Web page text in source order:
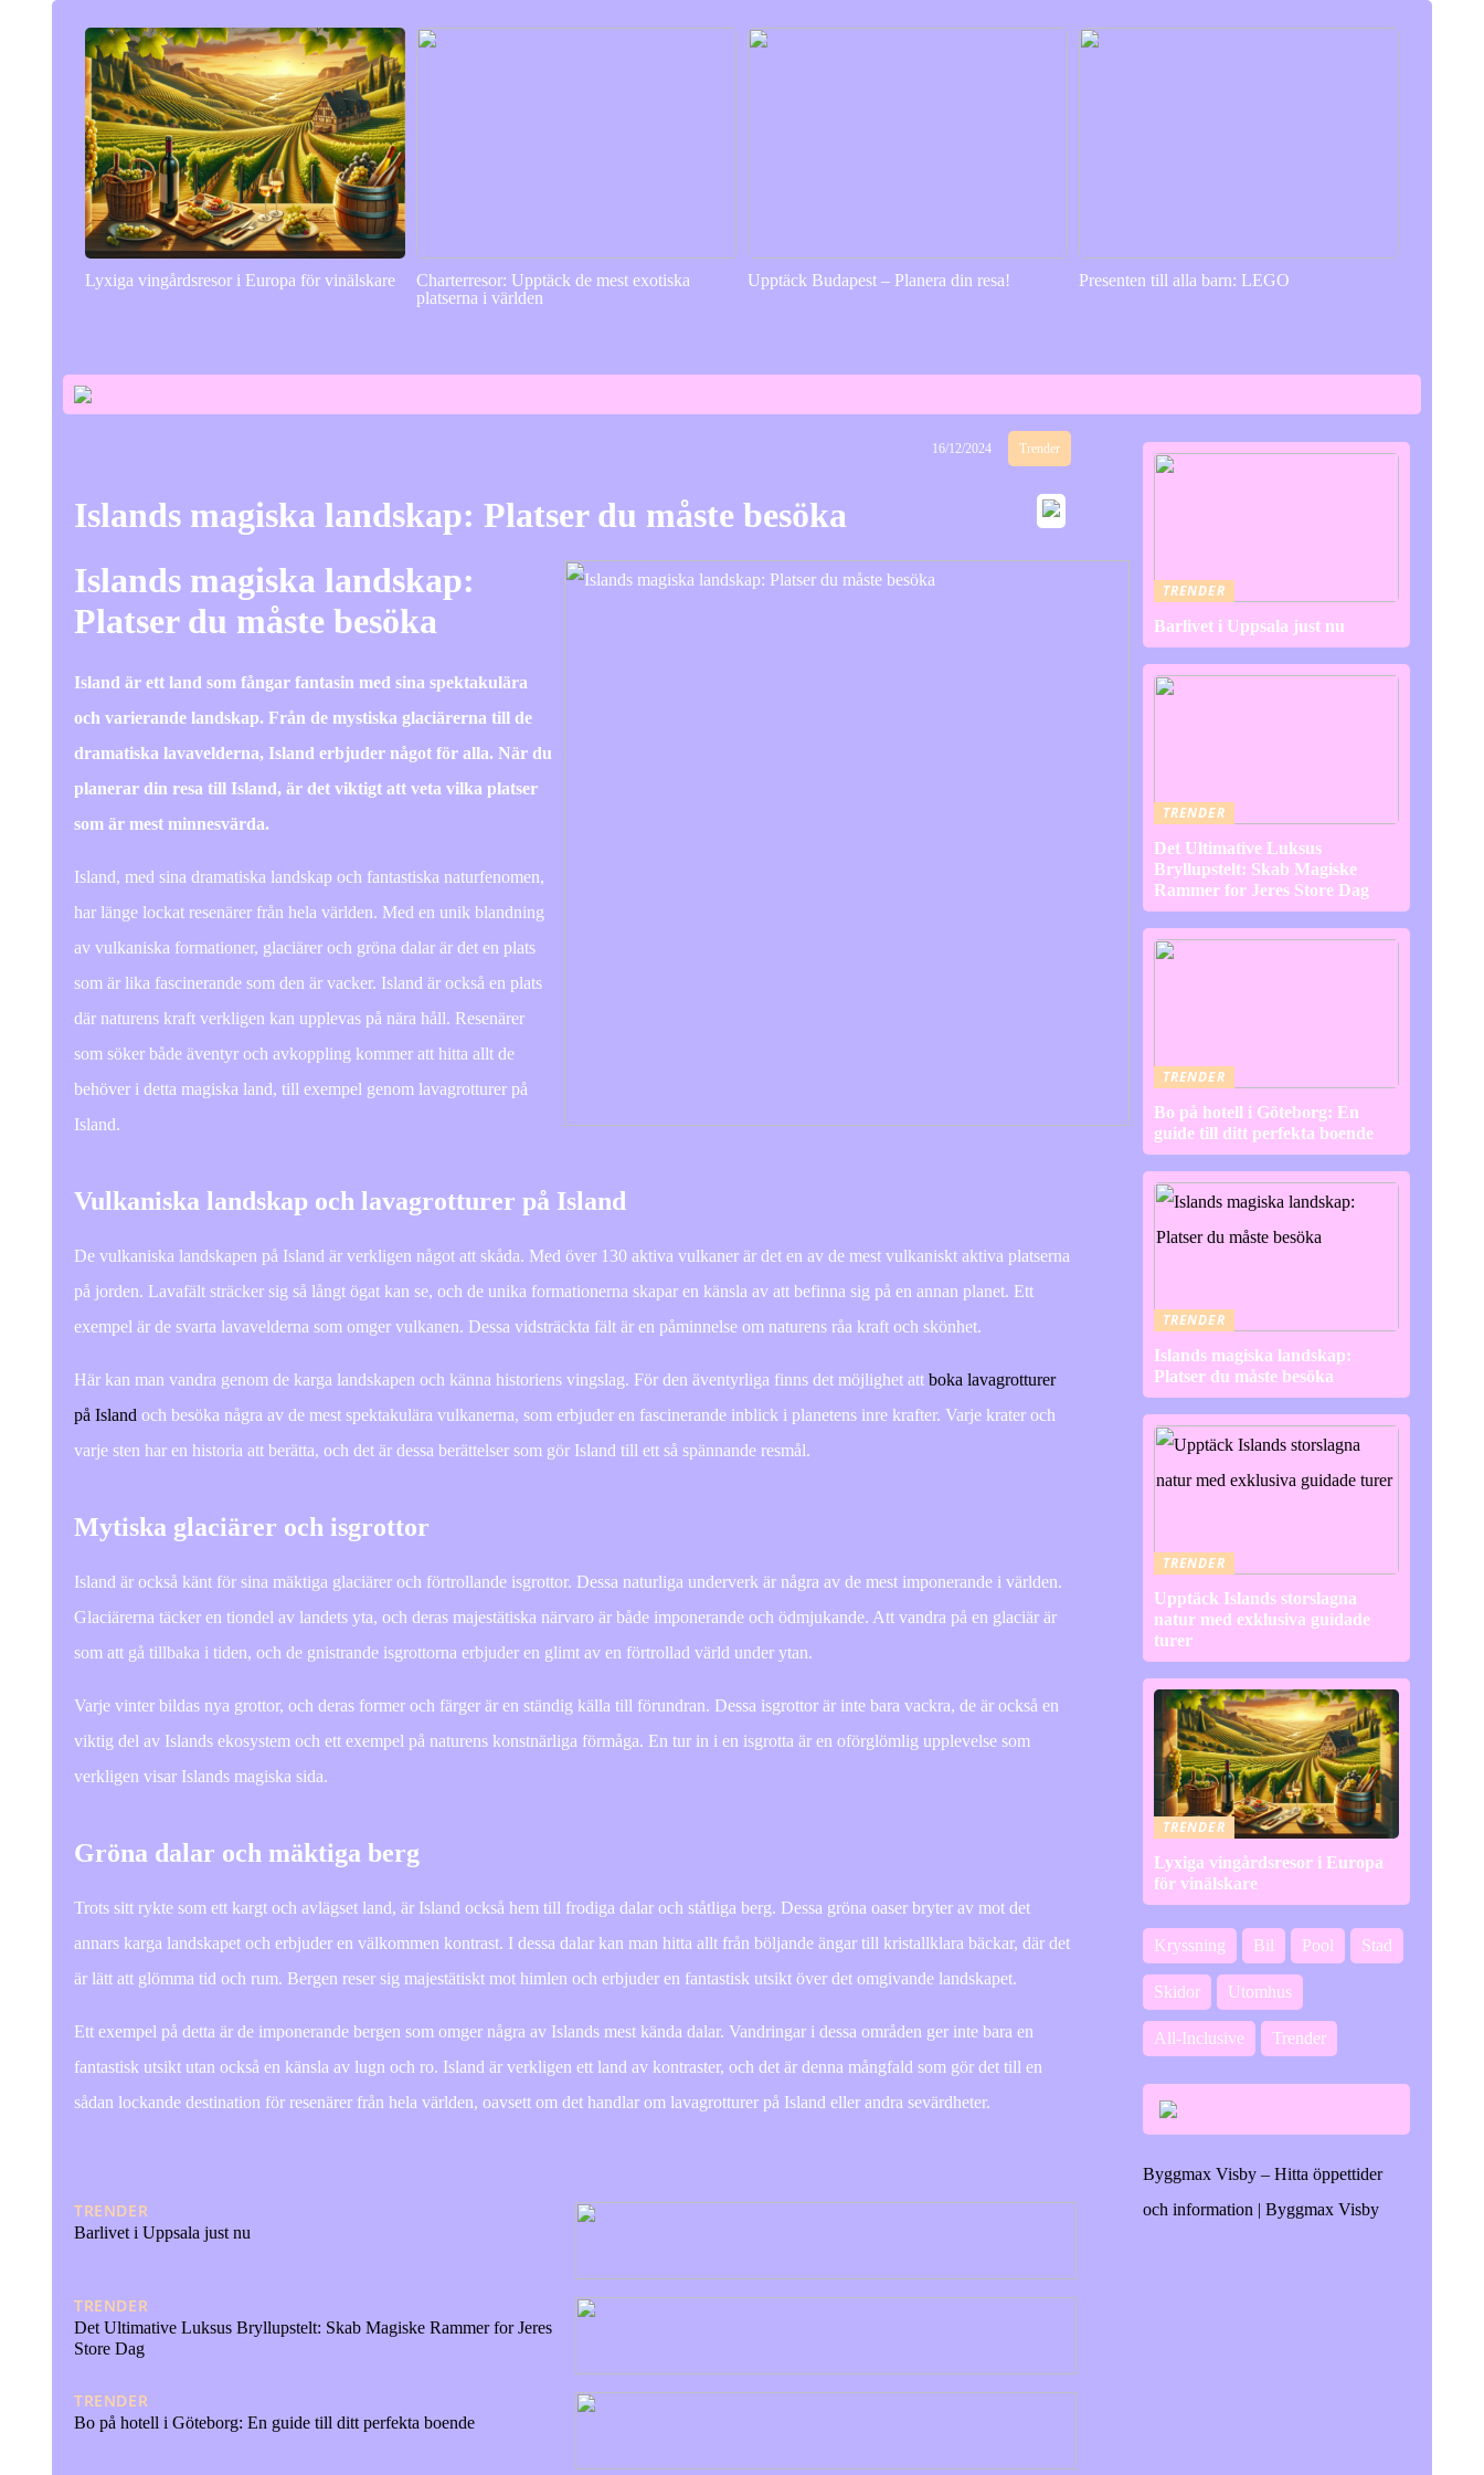
Lyxiga vingårdsresor i Europa för vinälskare
Charterresor: Upptäck de mest exotiska
platserna i världen
Upptäck Budapest – Planera din resa! Presenten till alla barn: LEGO
16/12/2024 Trender
Islands magiska landskap: Platser du måste besöka
Islands magiska landskap:
Platser du måste besöka
Island är ett land som fångar fantasin med sina spektakulära
och varierande landskap. Från de mystiska glaciärerna till de
dramatiska lavavelderna, Island erbjuder något för alla. När du
planerar din resa till Island, är det viktigt att veta vilka platser
som är mest minnesvärda.
Island, med sina dramatiska landskap och fantastiska naturfenomen,
har länge lockat resenärer från hela världen. Med en unik blandning
av vulkaniska formationer, glaciärer och gröna dalar är det en plats
som är lika fascinerande som den är vacker. Island är också en plats
där naturens kraft verkligen kan upplevas på nära håll. Resenärer
som söker både äventyr och avkoppling kommer att hitta allt de
behöver i detta magiska land, till exempel genom lavagrotturer på
Island.
Vulkaniska landskap och lavagrotturer på Island
De vulkaniska landskapen på Island är verkligen något att skåda. Med över 130 aktiva vulkaner är det en av de mest vulkaniskt aktiva platserna
på jorden. Lavafält sträcker sig så långt ögat kan se, och de unika formationerna skapar en känsla av att befinna sig på en annan planet. Ett
exempel är de svarta lavavelderna som omger vulkanen. Dessa vidsträckta fält är en påminnelse om naturens råa kraft och skönhet.
Här kan man vandra genom de karga landskapen och känna historiens vingslag. För den äventyrliga finns det möjlighet att boka lavagrotturer
på Island och besöka några av de mest spektakulära vulkanerna, som erbjuder en fascinerande inblick i planetens inre krafter. Varje krater och
varje sten har en historia att berätta, och det är dessa berättelser som gör Island till ett så spännande resmål.
Mytiska glaciärer och isgrottor
Island är också känt för sina mäktiga glaciärer och förtrollande isgrottor. Dessa naturliga underverk är några av de mest imponerande i världen.
Glaciärerna täcker en tiondel av landets yta, och deras majestätiska närvaro är både imponerande och ödmjukande. Att vandra på en glaciär är
som att gå tillbaka i tiden, och de gnistrande isgrottorna erbjuder en glimt av en förtrollad värld under ytan.
Varje vinter bildas nya grottor, och deras former och färger är en ständig källa till förundran. Dessa isgrottor är inte bara vackra, de är också en
viktig del av Islands ekosystem och ett exempel på naturens konstnärliga förmåga. En tur in i en isgrotta är en oförglömlig upplevelse som
verkligen visar Islands magiska sida.
Gröna dalar och mäktiga berg
Trots sitt rykte som ett kargt och avlägset land, är Island också hem till frodiga dalar och ståtliga berg. Dessa gröna oaser bryter av mot det
annars karga landskapet och erbjuder en välkommen kontrast. I dessa dalar kan man hitta allt från böljande ängar till kristallklara bäckar, där det
är lätt att glömma tid och rum. Bergen reser sig majestätiskt mot himlen och erbjuder en fantastisk utsikt över det omgivande landskapet.
Ett exempel på detta är de imponerande bergen som omger några av Islands mest kända dalar. Vandringar i dessa områden ger inte bara en
fantastisk utsikt utan också en känsla av lugn och ro. Island är verkligen ett land av kontraster, och det är denna mångfald som gör det till en
sådan lockande destination för resenärer från hela världen, oavsett om det handlar om lavagrotturer på Island eller andra sevärdheter.
TRENDER
Barlivet i Uppsala just nu
TRENDER
Det Ultimative Luksus Bryllupstelt: Skab Magiske Rammer for Jeres
Store Dag
TRENDER
Bo på hotell i Göteborg: En guide till ditt perfekta boende
TRENDER
Barlivet i Uppsala just nu
TRENDER
Det Ultimative Luksus
Bryllupstelt: Skab Magiske
Rammer for Jeres Store Dag
TRENDER
Bo på hotell i Göteborg: En
guide till ditt perfekta boende
TRENDER
Islands magiska landskap:
Platser du måste besöka
TRENDER
Upptäck Islands storslagna
natur med exklusiva guidade
turer
TRENDER
Lyxiga vingårdsresor i Europa
för vinälskare
Kryssning Bil Pool Stad
Skidor Utomhus
All-Inclusive Trender
Byggmax Visby – Hitta öppettider
och information | Byggmax Visby